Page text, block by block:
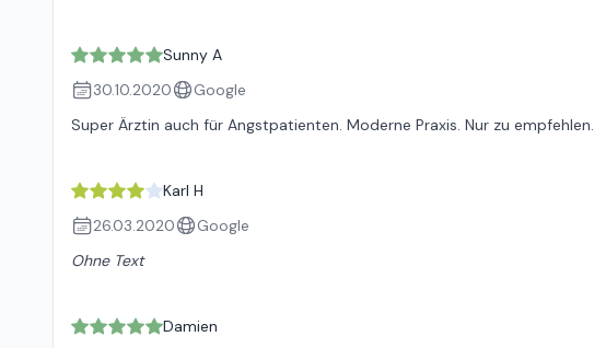
Sunny A
30.10.2020
Google
Super Ärztin auch für Angstpatienten. Moderne Praxis. Nur zu empfehlen.
Karl H
26.03.2020
Google
Ohne Text
Damien